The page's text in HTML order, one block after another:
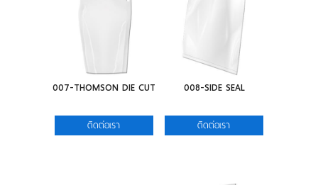
007-THOMSON DIE CUT
ติดต่อเรา
008-SIDE SEAL
ติดต่อเรา